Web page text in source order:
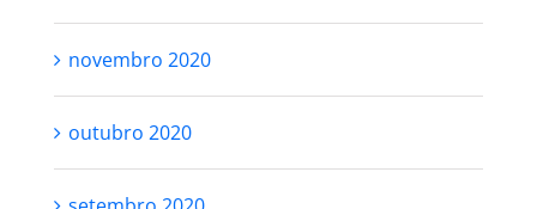
novembro 2020
outubro 2020